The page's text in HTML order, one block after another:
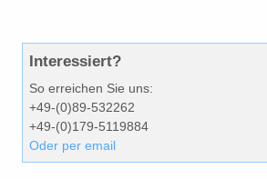
Interessiert?
So erreichen Sie uns:
+49-(0)89-532262
+49-(0)179-5119884
Oder per email